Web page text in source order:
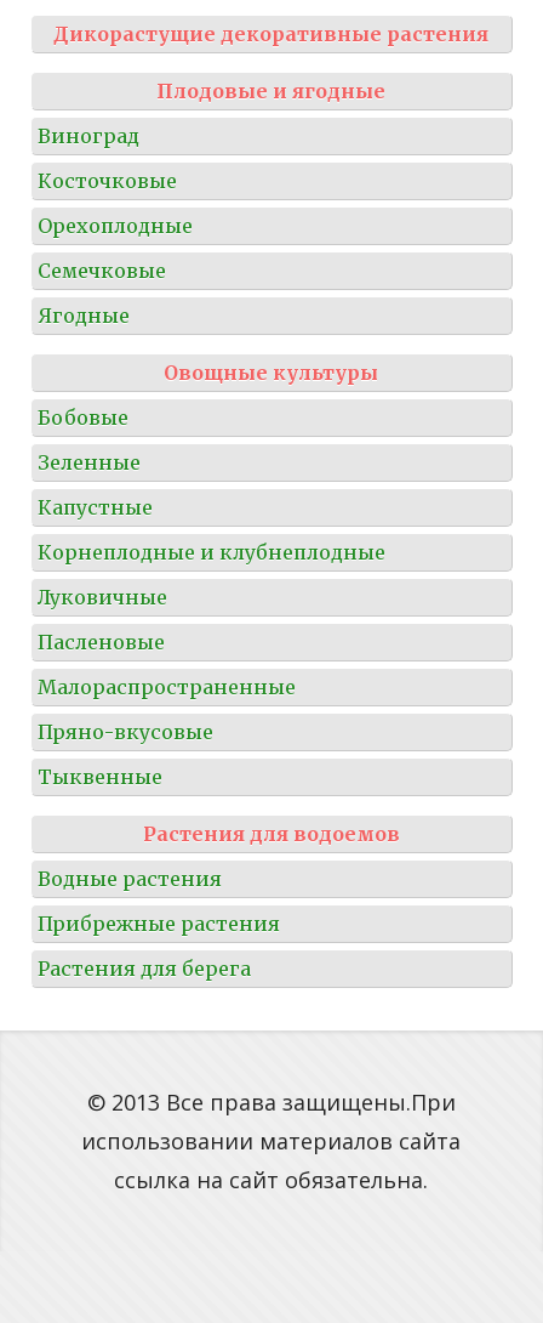
Дикорастущие декоративные растения
Плодовые и ягодные
Виноград
Косточковые
Орехоплодные
Семечковые
Ягодные
Овощные культуры
Бобовые
Зеленные
Капустные
Корнеплодные и клубнеплодные
Луковичные
Пасленовые
Малораспространенные
Пряно-вкусовые
Тыквенные
Растения для водоемов
Водные растения
Прибрежные растения
Растения для берега
© 2013 Все права защищены.При
использовании материалов сайта
ссылка на сайт обязательна.